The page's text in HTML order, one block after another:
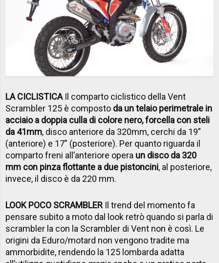
LA CICLISTICAIl comparto ciclistico della Vent
Scrambler 125 è composto da un telaio perimetrale in
acciaio a doppia culla di colore nero, forcella con steli
da 41mm, disco anteriore da 320mm, cerchi da 19”
(anteriore) e 17” (posteriore). Per quanto riguarda il
comparto freni all’anteriore opera un disco da 320
mm con pinza flottante a due pistoncini, al posteriore,
invece, il disco è da 220 mm.
LOOK POCO SCRAMBLER Il trend del momento fa
pensare subito a moto dal look retrò quando si parla di
scrambler la con la Scrambler di Vent non è così. Le
origini da Eduro/motard non vengono tradite ma
ammorbidite, rendendo la 125 lombarda adatta